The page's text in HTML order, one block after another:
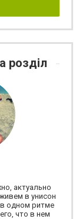
розділ
актуально
в унисон
одном ритме
что в нем